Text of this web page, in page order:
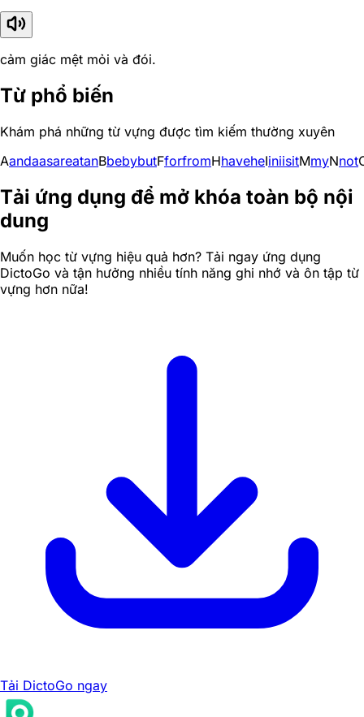
cảm giác mệt mỏi và đói.
Từ phổ biến
Khám phá những từ vựng được tìm kiếm thường xuyên
AandaasareatanBbebybutFforfromHhaveheIiniisitMmyNnot
Tải ứng dụng để mở khóa toàn bộ nội
dung
Muốn học từ vựng hiệu quả hơn? Tải ngay ứng dụng
DictoGo và tận hưởng nhiều tính năng ghi nhớ và ôn tập từ
vựng hơn nữa!
Tải DictoGo ngay